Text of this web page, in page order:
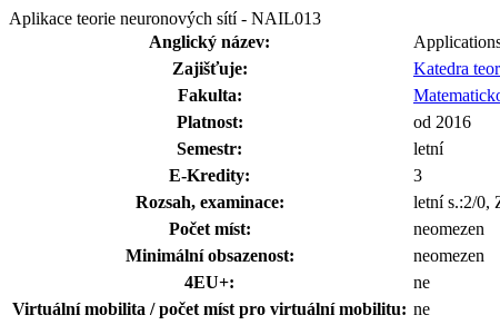
Aplikace teorie neuronových sítí - NAIL013
Anglický název:
Zajišťuje:
Katedra
Fakulta:
Platnost:
od 2016
Semestr:
letní
E-Kredity:
3
Rozsah, examinace:
letní s.:2/0,
Počet míst:
neomezen
Minimální obsazenost:
neomezen
4EU+:
ne
Virtuální mobilita / počet míst pro virtuální mobilitu: ne